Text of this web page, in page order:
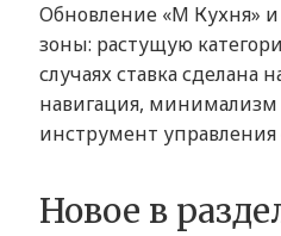
Обновление «М Кухня»
зоны: растущую
случаях ставка сделана
навигация, минимализм
инструмент
Новое в